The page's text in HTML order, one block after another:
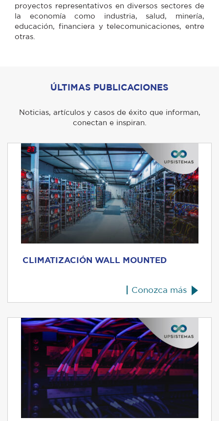
proyectos representativos en diversos sectores de
la economía como industria, salud, minería,
educación, financiera y telecomunicaciones, entre
otras.
ÚLTIMAS PUBLICACIONES
Noticias, artículos y casos de éxito que informan,
conectan e inspiran.
CLIMATIZACIÓN WALL MOUNTED
Conozca más